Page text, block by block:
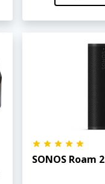
SONOS Roam 2